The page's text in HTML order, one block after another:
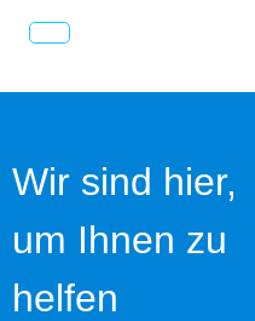
Wir sind hier,
um Ihnen zu
helfen